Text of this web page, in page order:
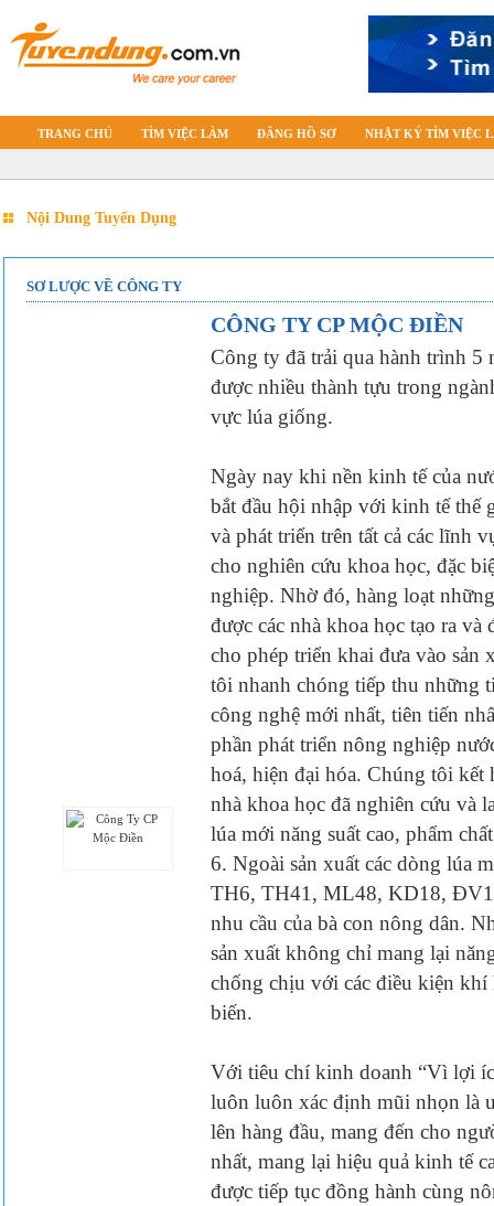
TRANG CHỦ TÌM VIỆC LÀM ĐĂNG HỒ SƠ NHẬT KÝ TÌM VIỆC
Nội Dung Tuyển Dụng
SƠ LƯỢC VỀ CÔNG TY
CÔNG TY CP MỘC ĐIỀN
Công ty đã trải qua hành trình 5
được nhiều thành tựu trong
vực lúa giống.
Ngày nay khi nền kinh tế của
bắt đầu hội nhập với kinh tế thế
và phát triển trên tất cả các lĩnh
cho nghiên cứu khoa học, đặc
nghiệp. Nhờ đó, hàng loạt
được các nhà khoa học tạo ra và
cho phép triển khai đưa vào
tôi nhanh chóng tiếp thu những
công nghệ mới nhất, tiên tiến
phần phát triển nông nghiệp
hoá, hiện đại hóa. Chúng tôi kết
nhà khoa học đã nghiên cứu và
lúa mới năng suất cao, phẩm
6. Ngoài sản xuất các dòng lúa
TH6, TH41, ML48, KD18,
nhu cầu của bà con nông dân.
sản xuất không chỉ mang lại
chống chịu với các điều kiện
biến.
Với tiêu chí kinh doanh “Vì lợi
luôn luôn xác định mũi nhọn là
lên hàng đầu, mang đến cho
nhất, mang lại hiệu quả kinh tế
được tiếp tục đồng hành cùng